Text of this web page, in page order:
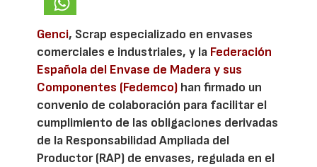
Genci, Scrap especializado en envases
comerciales e industriales, y la Federación
Española del Envase de Madera y sus
Componentes (Fedemco) han firmado un
convenio de colaboración para facilitar el
cumplimiento de las obligaciones derivadas
de la Responsabilidad Ampliada del
Productor (RAP) de envases, regulada en el